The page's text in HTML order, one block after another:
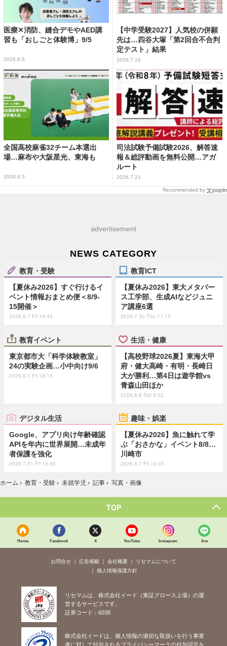
医療✕消防、縫合デモやAED講
習も「おしごと体験博」9/5
2026.8.6
【中学受験2027】人気校の併願
先は…四谷大塚「第2回合不合判
定テスト」結果
2026.7.16
全国高校麻雀32チーム本選出
場…麻布や大阪星光、東海も
2026.8.5
司法試験予備試験2026、解答速
報＆総評動画を無料公開…アガ
ルート
2026.7.21
Recommended by
advertisement
NEWS CATEGORY
教育・受験
【夏休み2026】すぐ行けるイ
ベント情報おまとめ便＜8/9-
15開催＞
2026.8.7 Fri 19:45
教育ICT
【夏休み2026】東大メタバー
ス工学部、生成AIなどジュニ
ア講座6選
2026.7.30 Thu 11:15
教育イベント
東京都市大「科学体験教室」
24の実験企画…小中向け9/6
2026.8.7 Fri 18:15
生活・健康
【高校野球2026夏】東海大甲
府・健大高崎・有明・長崎日
大が勝利…第4日は遊学館vs
青森山田ほか
2026.8.8 Sat 9:52
デジタル生活
Google、アプリ向け年齢確認
APIを年内に世界展開…未成年
者保護を強化
2026.7.31 Fri 13:45
趣味・娯楽
【夏休み2026】魚に触れて学
ぶ「おさかな」イベント8/8…
川崎市
2026.8.7 Fri 10:45
ホーム › 教育・受験 › 未就学児 › 記事 › 写真・画像
TOP
Home Facebook X YouTube Instagram line
お問合せ 広告掲載 会社概要
リセマムについて
個人情報保護方針
リセマムは、株式会社イード（東証グロース上場）の運
営するサービスです。
証券コード：6038
株式会社イードは、個人情報の適切な取扱いを行う事業
者に対して付与されるプライバシーマークの付与認定を